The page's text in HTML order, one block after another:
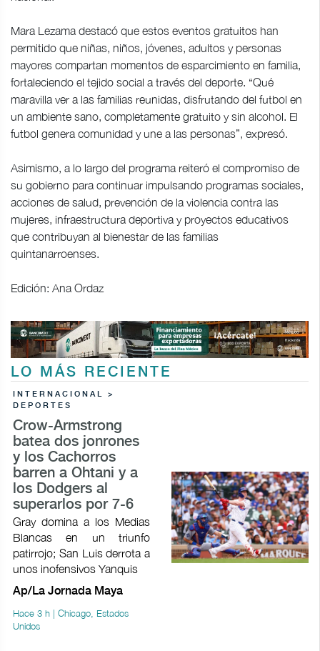
Mara Lezama destacó que estos eventos gratuitos han
permitido que niñas, niños, jóvenes, adultos y personas
mayores compartan momentos de esparcimiento en familia,
fortaleciendo el tejido social a través del deporte. “Qué
maravilla ver a las familias reunidas, disfrutando del futbol en
un ambiente sano, completamente gratuito y sin alcohol. El
futbol genera comunidad y une a las personas”, expresó.
Asimismo, a lo largo del programa reiteró el compromiso de
su gobierno para continuar impulsando programas sociales,
acciones de salud, prevención de la violencia contra las
mujeres, infraestructura deportiva y proyectos educativos
que contribuyan al bienestar de las familias
quintanarroenses.
Edición: Ana Ordaz
LO MÁS RECIENTE
INTERNACIONAL >
DEPORTES
Crow-Armstrong
batea dos jonrones
y los Cachorros
barren a Ohtani y a
los Dodgers al
superarlos por 7-6
Gray domina a los Medias
Blancas en un triunfo
patirrojo; San Luis derrota a
unos inofensivos Yanquis
Ap/La Jornada Maya
Hace 3 h | Chicago, Estados
Unidos